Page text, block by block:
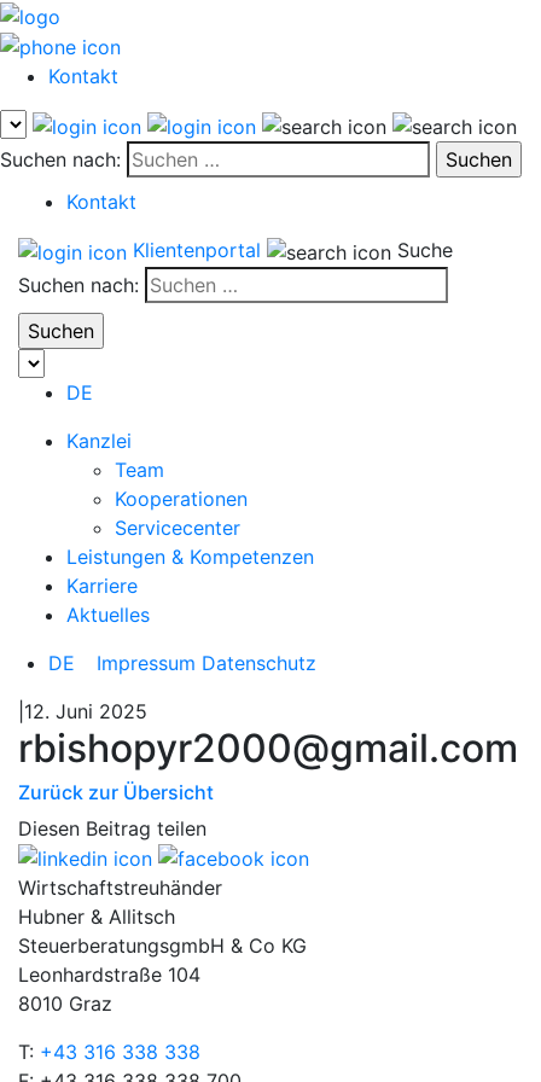
Kontakt
Suchen nach:
Kontakt
Klientenportal
Suche
Suchen nach:
DE
Kanzlei
Team
Kooperationen
Servicecenter
Leistungen & Kompetenzen
Karriere
Aktuelles
DE
Impressum Datenschutz
|12. Juni 2025
rbishopyr2000@gmail.com
Zurück zur Übersicht
Diesen Beitrag teilen
Wirtschaftstreuhänder
Hubner & Allitsch
SteuerberatungsgmbH & Co KG
Leonhardstraße 104
8010 Graz
T: +43 316 338 338